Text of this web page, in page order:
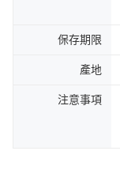
保存期限
產地
注意事項